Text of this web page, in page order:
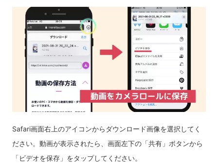
Safari画面右上のアイコンからダウンロード画像を選択してく
ださい。動画が表示されたら、画面左下の「共有」ボタンから
「ビデオを保存」をタップしてください。